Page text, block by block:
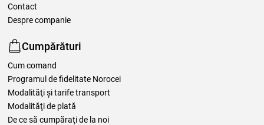
Contact
Despre companie
Cumpărături
Cum comand
Programul de fidelitate Norocei
Modalităţi şi tarife transport
Modalităţi de plată
De ce să cumpăraţi de la noi